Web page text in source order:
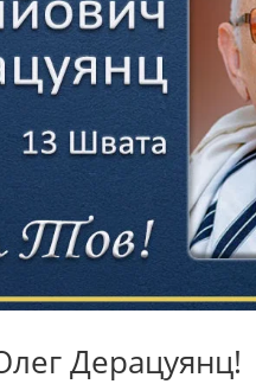
Дерацуянц!